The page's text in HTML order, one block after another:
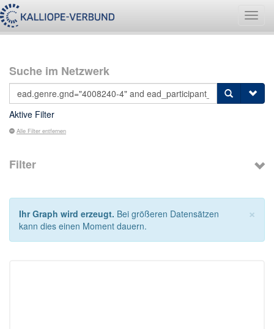
Suche im Netzwerk
Aktive Filter
Alle Filter entfernen
Filter
×
Ihr Graph wird erzeugt. Bei größeren Datensätzen
kann dies einen Moment dauern.